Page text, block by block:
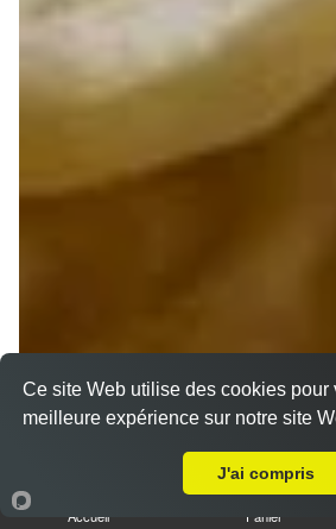
Accueil Panier
Ce site Web utilise des cookies pour
meilleure expérience sur notre site
J'ai compris